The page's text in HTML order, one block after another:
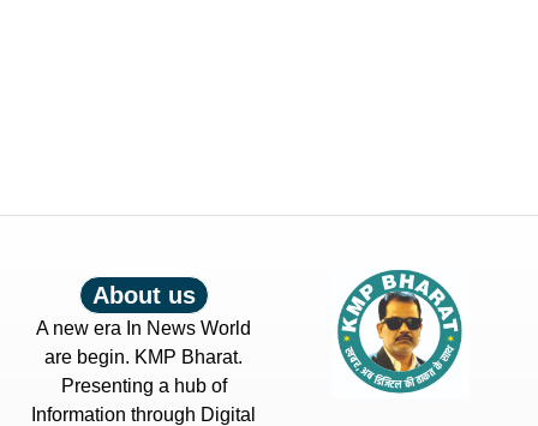
About us
A new era In News World
are begin. KMP Bharat.
Presenting a hub of
Information through Digital